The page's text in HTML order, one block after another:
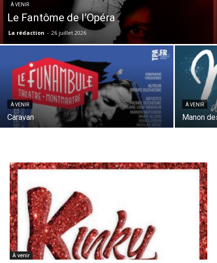
À VENIR
Le Fantôme de l’Opéra
La rédaction - 26 juillet 2026
À VENIR
Caravan
À VENIR
Manon
À venir